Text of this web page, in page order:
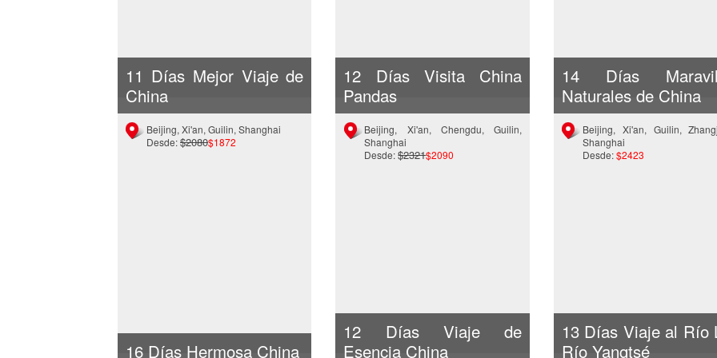
11 Días Mejor Viaje de
China
Beijing, Xi'an, Guilin, Shanghai
Desde:$2080$1872
12 Días Visita China
Pandas
Beijing, Xi'an, Chengdu, Guilin,
Shanghai
Desde: $2321$2090
14 Días
Naturales de China
Beijing, Xi'an, Guilin,
Shanghai
Desde:$2423
16 Días Hermosa China
12 Días Viaje de
Esencia China
13 Días Viaje al Río
Río Yangtsé